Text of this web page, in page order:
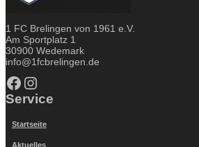
1 FC Brelingen von 1961 e.V.
Am Sportplatz 1
30900 Wedemark
info@1fcbrelingen.de
Facebook Instagram
Service
Startseite
Aktuelles